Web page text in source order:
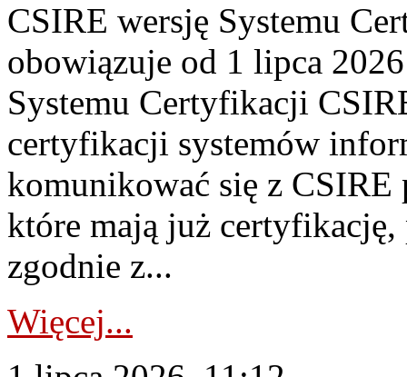
CSIRE wersję Systemu
obowiązuje od 1 lipca
Systemu Certyfikacji
certyfikacji systemów
komunikować się z
które mają już
zgodnie z...
Więcej...